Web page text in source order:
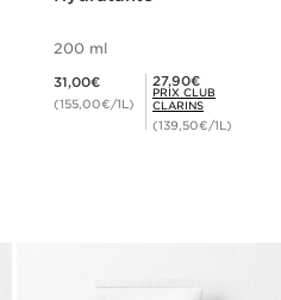
200 ml
31,00€
(155,00€/1L)
Prix Club Clarins 27,90€
27,90€
PRIX CLUB
CLARINS
(139,50€/1L)